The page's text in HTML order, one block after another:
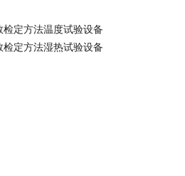
定方法温度试验设备
定方法湿热试验设备